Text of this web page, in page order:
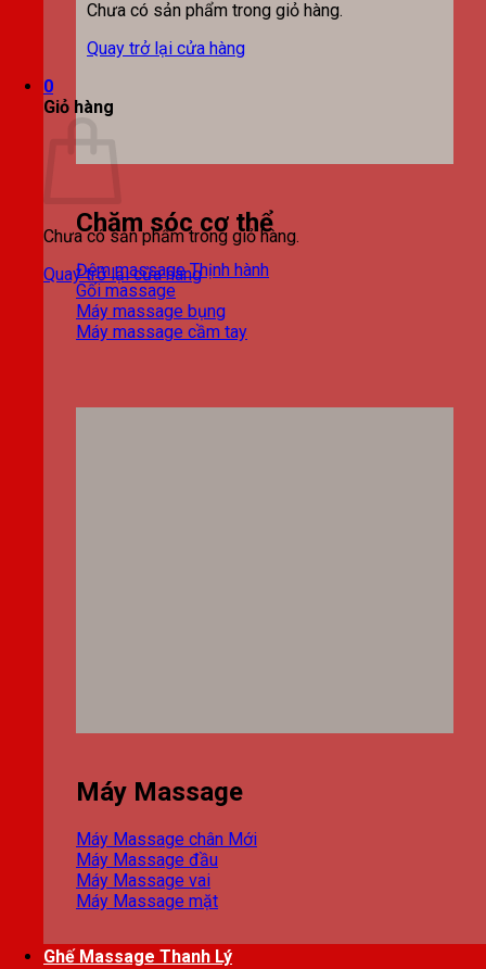
Chưa có sản phẩm trong giỏ hàng.
Quay trở lại cửa hàng
0
Giỏ hàng
Chưa có sản phẩm trong giỏ hàng.
Quay trở lại cửa hàng
Chăm sóc cơ thể
Đệm massage
Gối massage
Máy massage bụng
Máy massage cầm tay
Máy Massage
Máy Massage chân
Máy Massage đầu
Máy Massage vai
Máy Massage mặt
Ghế Massage Thanh Lý